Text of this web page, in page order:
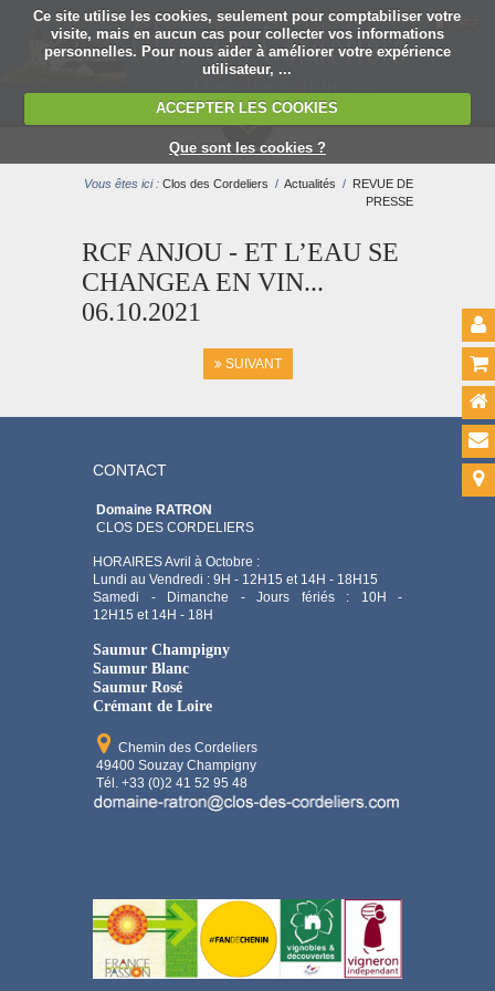
Ce site utilise les cookies, seulement pour comptabiliser votre
visite, mais en aucun cas pour collecter vos informations
personnelles. Pour nous aider à améliorer votre expérience
utilisateur, ...
ACCEPTER LES COOKIES
Que sont les cookies ?
MENU
Vous êtes ici : Clos des Cordeliers / Actualités / REVUE DE
PRESSE
RCF ANJOU - ET L’EAU SE
CHANGEA EN VIN...
06.10.2021
SUIVANT
CONTACT
Domaine RATRON
CLOS DES CORDELIERS
HORAIRES Avril à Octobre :
Lundi au Vendredi : 9H - 12H15 et 14H - 18H15
Samedi - Dimanche - Jours fériés : 10H -
12H15 et 14H - 18H
Saumur Champigny
Saumur Blanc
Saumur Rosé
Crémant de Loire
Chemin des Cordeliers
49400 Souzay Champigny
Tél. +33 (0)2 41 52 95 48